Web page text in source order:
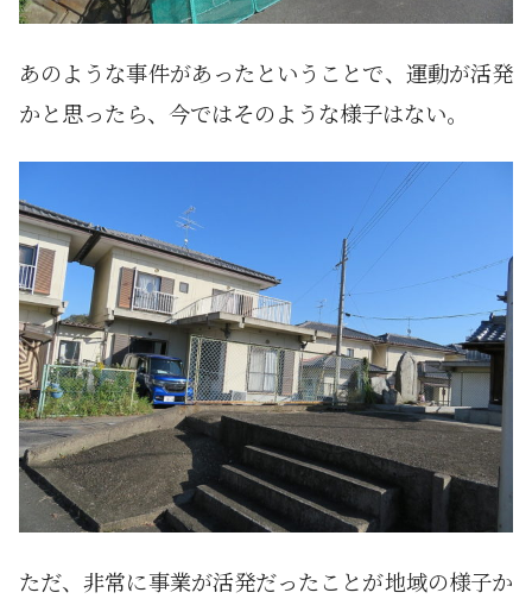
あのような事件があったということで、運動が活発
かと思ったら、今ではそのような様子はない。
ただ、非常に事業が活発だったことが地域の様子か